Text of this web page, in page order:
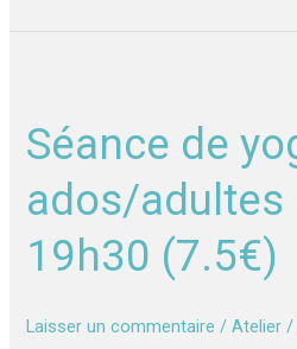
Séance de
ados/adultes
19h30 (7.5€)
Laisser un commentaire /Atelier
yoga
ados/adultes
à